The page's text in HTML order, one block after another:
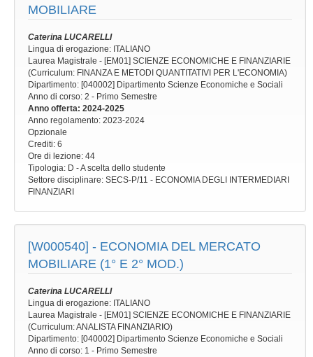
MOBILIARE
Caterina LUCARELLI
Lingua di erogazione: ITALIANO
Laurea Magistrale - [EM01] SCIENZE ECONOMICHE E FINANZIARIE
(Curriculum: FINANZA E METODI QUANTITATIVI PER L'ECONOMIA)
Dipartimento: [040002] Dipartimento Scienze Economiche e Sociali
Anno di corso: 2 - Primo Semestre
Anno offerta: 2024-2025
Anno regolamento: 2023-2024
Opzionale
Crediti: 6
Ore di lezione: 44
Tipologia: D - A scelta dello studente
Settore disciplinare: SECS-P/11 - ECONOMIA DEGLI INTERMEDIARI
FINANZIARI
[W000540] - ECONOMIA DEL MERCATO
MOBILIARE (1° E 2° MOD.)
Caterina LUCARELLI
Lingua di erogazione: ITALIANO
Laurea Magistrale - [EM01] SCIENZE ECONOMICHE E FINANZIARIE
(Curriculum: ANALISTA FINANZIARIO)
Dipartimento: [040002] Dipartimento Scienze Economiche e Sociali
Anno di corso: 1 - Primo Semestre